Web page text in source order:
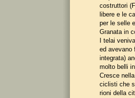
costruttori
libere e le
per le selle
Granata in
I telai
ed avevano
integrata)
molto belli
Cresce
ciclisti che
rioni della